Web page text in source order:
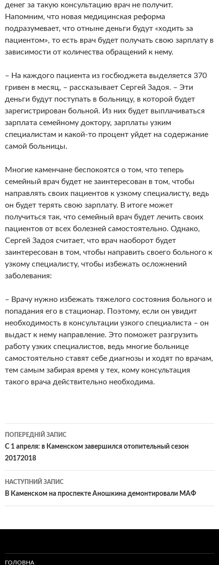
денег за такую консультацию врач не получит.
Напомним, что новая медицинская реформа
подразумевает, что отныне деньги будут «ходить за
пациентом», то есть врач будет получать свою зарплату в
зависимости от количества обращений к нему.
– На каждого пациента из госбюджета выделяется 370
гривен в месяц, – рассказывает Сергей Задоя. – Эти
деньги будут поступать в больницу, в которой будет
зарегистрирован больной. Из них будет выплачиваться
зарплата семейному доктору, зарплаты узким
специалистам и какой-то процент уйдет на содержание
самой больницы.
Многие каменчане беспокоятся о том, что теперь
семейный врач будет не заинтересован в том, чтобы
направлять своих пациентов к узкому специалисту, ведь
он будет терять свою зарплату. В итоге может
получиться так, что семейный врач будет лечить своих
пациентов от всех болезней самостоятельно. Однако,
Сергей Задоя считает, что врач наоборот будет
заинтересован в том, чтобы направить своего больного к
узкому специалисту, чтобы избежать осложнений
заболевания:
– Врачу нужно избежать тяжелого состояния больного и
попадания его в стационар. Поэтому, если он увидит
необходимость в консультации узкого специалиста – он
выдаст к нему направление. Это поможет разгрузить
работу узких специалистов, ведь многие больнице
самостоятельно ставят себе диагнозы и ходят по врачам,
тем самым забирая время у тех, кому консультация
такого врача действительно необходима.
Навігація
по
ПОПЕРЕДНІЙ ЗАПИС
С 1 апреля: в Каменском завершился отопительный сезон
20172018
НАСТУПНИЙ ЗАПИС
В Каменском на проспекте Аношкина демонтировали МАФ
ГОЛОВНА